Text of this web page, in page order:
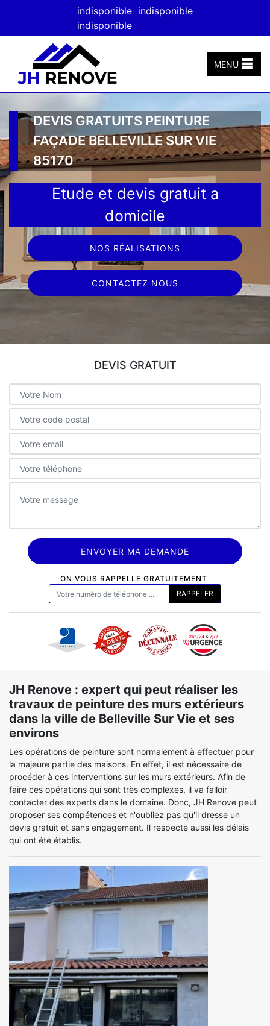
indisponible indisponible
indisponible
MENU
DEVIS GRATUITS PEINTURE
FAÇADE BELLEVILLE SUR VIE
85170
Etude et devis gratuit a
domicile
NOS RÉALISATIONS
CONTACTEZ NOUS
DEVIS GRATUIT
ON VOUS RAPPELLE GRATUITEMENT
JH Renove : expert qui peut réaliser les
travaux de peinture des murs extérieurs
dans la ville de Belleville Sur Vie et ses
environs
Les opérations de peinture sont normalement à effectuer pour
la majeure partie des maisons. En effet, il est nécessaire de
procéder à ces interventions sur les murs extérieurs. Afin de
faire ces opérations qui sont très complexes, il va falloir
contacter des experts dans le domaine. Donc, JH Renove peut
proposer ses compétences et n'oubliez pas qu'il dresse un
devis gratuit et sans engagement. Il respecte aussi les délais
qui ont été établis.